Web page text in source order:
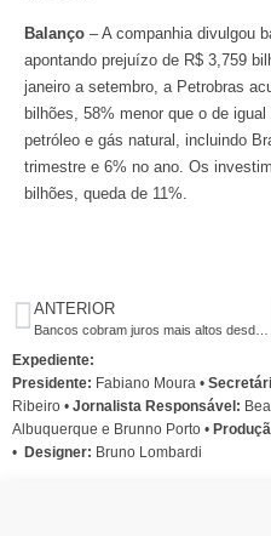
Balanço – A companhia divulgou
apontando prejuízo de R$ 3,759
janeiro a setembro, a Petrobras
bilhões, 58% menor que o de
petróleo e gás natural, incluindo
trimestre e 6% no ano. Os
bilhões, queda de 11%.
ANTERIOR
Expediente:
Presidente: Fabiano Moura •
Ribeiro • Jornalista Responsável:
Albuquerque e Brunno Porto •
• Designer: Bruno Lombardi